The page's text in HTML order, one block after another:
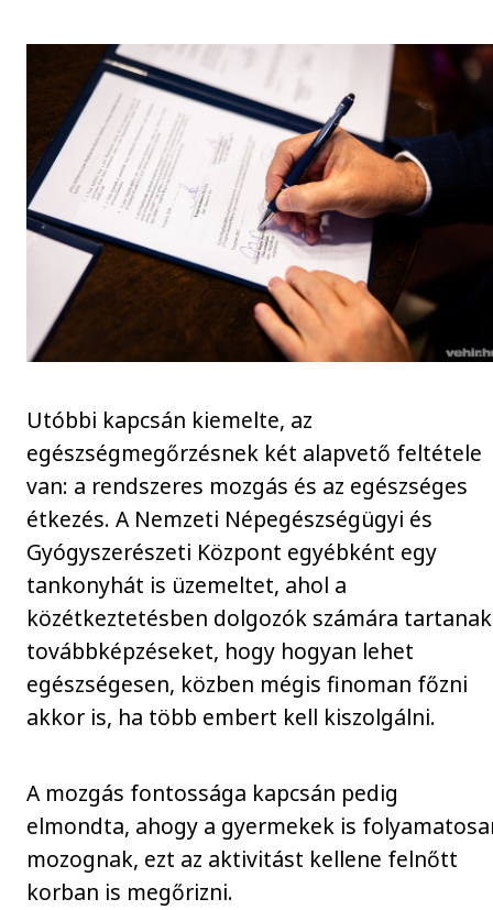
Utóbbi kapcsán kiemelte, az
egészségmegőrzésnek két alapvető feltétele
van: a rendszeres mozgás és az egészséges
étkezés. A Nemzeti Népegészségügyi és
Gyógyszerészeti Központ egyébként egy
tankonyhát is üzemeltet, ahol a
közétkeztetésben dolgozók számára tartanak
továbbképzéseket, hogy hogyan lehet
egészségesen, közben mégis finoman főzni
akkor is, ha több embert kell kiszolgálni.
A mozgás fontossága kapcsán pedig
elmondta, ahogy a gyermekek is
mozognak, ezt az aktivitást kellene felnőtt
korban is megőrizni.